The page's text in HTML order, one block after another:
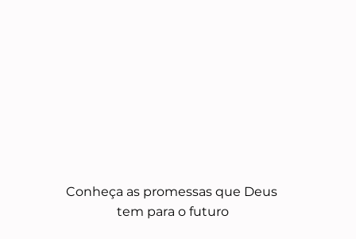
Conheça as promessas que Deus
tem para o futuro